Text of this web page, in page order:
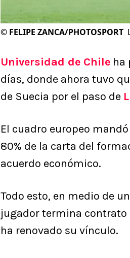
© FELIPE ZANCA/PHOTOSPORT
Universidad de Chile ha
días, donde ahora tuvo
de Suecia por el paso de
El cuadro europeo
80% de la carta del
acuerdo económico.
Todo esto, en medio de
jugador termina contrato
ha renovado su vínculo.